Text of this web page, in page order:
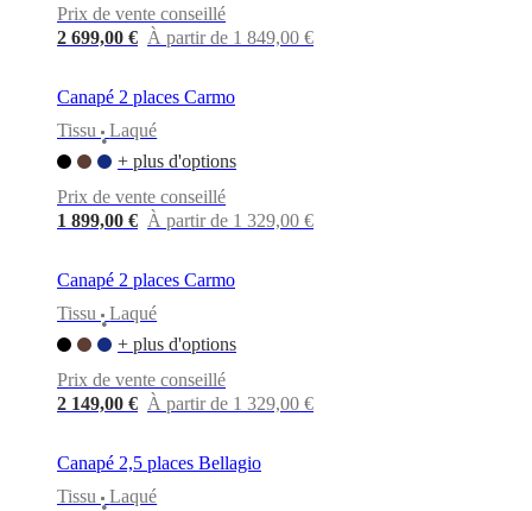
Prix de vente conseillé
2 699,00 € À partir de 1 849,00 €
Canapé 2 places Carmo
Tissu
•
Laqué
+ plus d'options
Prix de vente conseillé
1 899,00 € À partir de 1 329,00 €
Canapé 2 places Carmo
Tissu
•
Laqué
+ plus d'options
Prix de vente conseillé
2 149,00 € À partir de 1 329,00 €
Canapé 2,5 places Bellagio
Tissu
•
Laqué